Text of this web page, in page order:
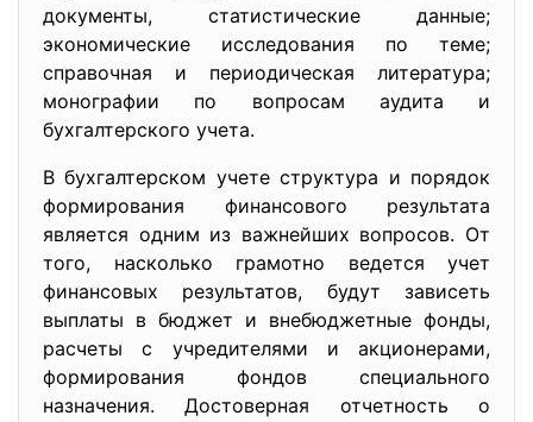
документы, статистические данные;
экономические исследования по теме;
справочная и периодическая литература;
монографии по вопросам аудита и
бухгалтерского учета.
В бухгалтерском учете структура и порядок
формирования финансового результата
является одним из важнейших вопросов. От
того, насколько грамотно ведется учет
финансовых результатов, будут зависеть
выплаты в бюджет и внебюджетные фонды,
расчеты с учредителями и акционерами,
формирования фондов специального
назначения. Достоверная отчетность о